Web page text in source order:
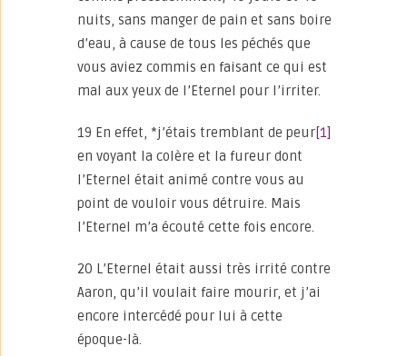
nuits, sans manger de pain et sans boire
d’eau, à cause de tous les péchés que
vous aviez commis en faisant ce qui est
mal aux yeux de l’Eternel pour l’irriter.
19 En effet, *j’étais tremblant de peur[1]
en voyant la colère et la fureur dont
l’Eternel était animé contre vous au
point de vouloir vous détruire. Mais
l’Eternel m’a écouté cette fois encore.
20 L’Eternel était aussi très irrité contre
Aaron, qu’il voulait faire mourir, et j’ai
encore intercédé pour lui à cette
époque-là.